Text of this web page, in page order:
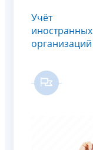
Учёт
иностранных
организаций